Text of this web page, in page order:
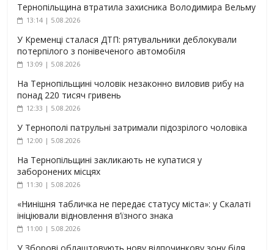
Тернопільщина втратила захисника Володимира Вельму
13:14 | 5.08.2026
У Кременці сталася ДТП: рятувальники деблокували
потерпілого з понівеченого автомобіля
13:09 | 5.08.2026
На Тернопільщині чоловік незаконно виловив рибу на
понад 220 тисяч гривень
12:33 | 5.08.2026
У Тернополі патрульні затримали підозрілого чоловіка
12:00 | 5.08.2026
На Тернопільщині закликають не купатися у
заборонених місцях
11:30 | 5.08.2026
«Нинішня табличка не передає статусу міста»: у Скалаті
ініціювали відновлення в’їзного знака
11:00 | 5.08.2026
У Зборові облаштовують нову відпочинкову зону біля